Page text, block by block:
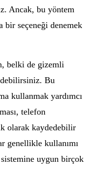
Ancak, bu yöntem
bir seçeneği denemek
belki de gizemli
Bu
kullanmak yardımcı
telefon
olarak kaydedebilir
genellikle kullanımı
uygun birçok